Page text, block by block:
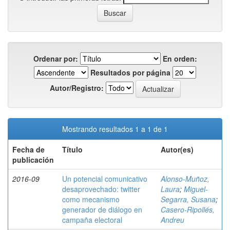
Ordenar por:
En orden:
Resultados por página
Autor/Registro:
Mostrando resultados 1 a 1 de 1
Fecha de
publicación
Título Autor(es)
2016-09
Un potencial comunicativo
desaprovechado: twitter
como mecanismo
generador de diálogo en
campaña electoral
Alonso-Muñoz,
Laura; Miguel-
Segarra, Susana;
Casero-Ripollés,
Andreu